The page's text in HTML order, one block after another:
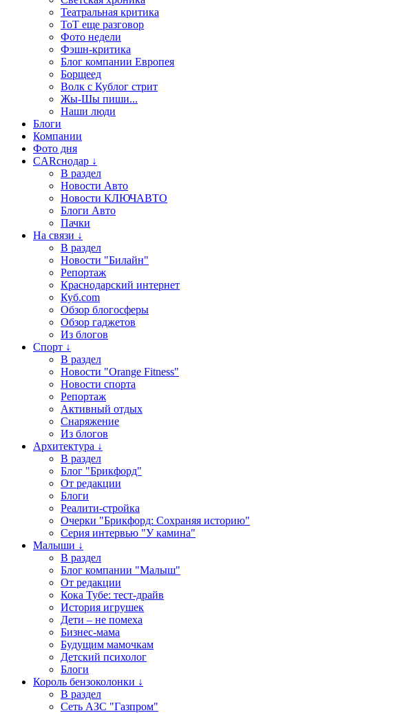
Театральная критика
ТоТ еще разговор
Фото недели
Фэшн-критика
Блог компании Европея
Борщеед
Волк с Кублог стрит
Жы-Шы пиши...
Наши люди
Блоги
Компании
Фото дня
CARснодар ↓
В раздел
Новости Авто
Новости КЛЮЧАВТО
Блоги Авто
Пачки
На связи ↓
В раздел
Новости "Билайн"
Репортаж
Краснодарский интернет
Куб.com
Обзор блогосферы
Обзор гаджетов
Из блогов
Спорт ↓
В раздел
Новости "Orange Fitness"
Новости спорта
Репортаж
Активный отдых
Снаряжение
Из блогов
Архитектура ↓
В раздел
Блог "Брикфорд"
От редакции
Блоги
Реалити-стройка
Очерки "Брикфорд: Сохраняя историю"
Серия интервью "У камина"
Малыши ↓
В раздел
Блог компании "Малыш"
От редакции
Кока Тубе: тест-драйв
История игрушек
Дети – не помеха
Бизнес-мама
Будущим мамочкам
Детский психолог
Блоги
Король бензоколонки ↓
В раздел
Сеть АЗС "Газпром"